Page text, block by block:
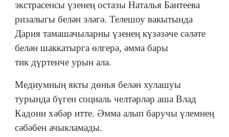
экстрасенсы үзенең остазы Наталья Бантеева
ризалыгы белән эләгә. Телешоу вакытында
Дария тамашачыларны үзенең күзәзәче сәләте
белән шаккатырга өлгерә, әмма бары
тик дүртенче урын ала.
Медиумның якты дөнья белән хулашуы
турында бүген социаль челтәрләр аша Влад
Кадони хәбәр итте. Әмма алып баручы үлемнең
сәбәбен ачыкламады.